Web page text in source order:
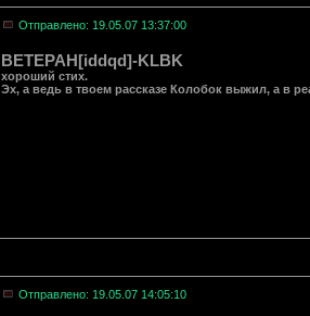
Отправлено: 19.05.07 13:37:00
BETEPAH[iddqd]-KLBK
хороший стих.
Эх, а ведь в твоем рассказе Колобок выжил, а в
Отправлено: 19.05.07 14:05:10